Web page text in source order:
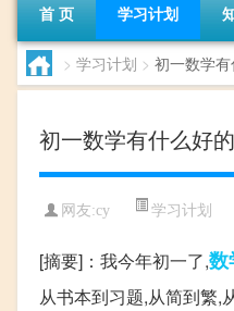
首 页 学习计划
> 学习计划 > 初一数学
初一数学有什么好
网友:cy 学习计划
[摘要]：我今年初一了,数
从书本到习题,从简到繁,